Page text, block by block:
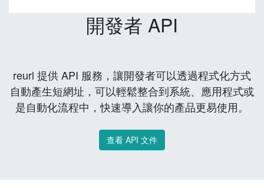
開發者 API
reurl 提供 API 服務，讓開發者可以透過程式化方式
自動產生短網址，可以輕鬆整合到系統、應用程式或
是自動化流程中，快速導入讓你的產品更易使用。
查看 API 文件